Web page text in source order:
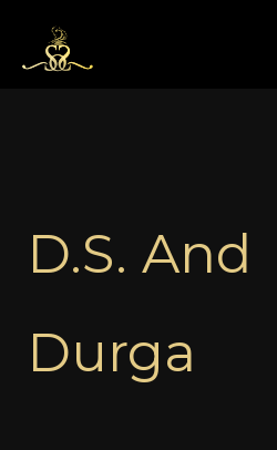
treści
D.S. And
Durga